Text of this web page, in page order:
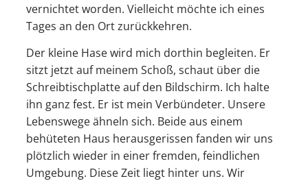
vernichtet worden. Vielleicht möchte ich eines
Tages an den Ort zurückkehren.
Der kleine Hase wird mich dorthin begleiten. Er
sitzt jetzt auf meinem Schoß, schaut über die
Schreibtischplatte auf den Bildschirm. Ich halte
ihn ganz fest. Er ist mein Verbündeter. Unsere
Lebenswege ähneln sich. Beide aus einem
behüteten Haus herausgerissen fanden wir uns
plötzlich wieder in einer fremden, feindlichen
Umgebung. Diese Zeit liegt hinter uns. Wir